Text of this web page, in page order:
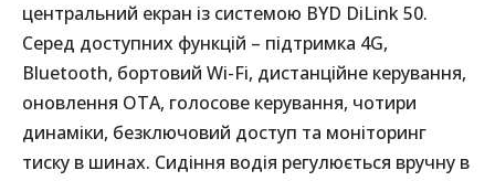
центральний екран із системою BYD DiLink 50.
Серед доступних функцій – підтримка 4G,
Bluetooth, бортовий Wi-Fi, дистанційне керування,
оновлення OTA, голосове керування, чотири
динаміки, безключовий доступ та моніторинг
тиску в шинах. Сидіння водія регулюється вручну в